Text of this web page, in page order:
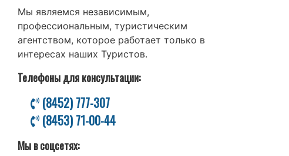
Мы являемся независимым,
профессиональным, туристическим
агентством, которое работает только в
интересах наших Туристов.
Телефоны для консультации:
(8452) 777-307
(8453) 71-00-44
Мы в соцсетях: